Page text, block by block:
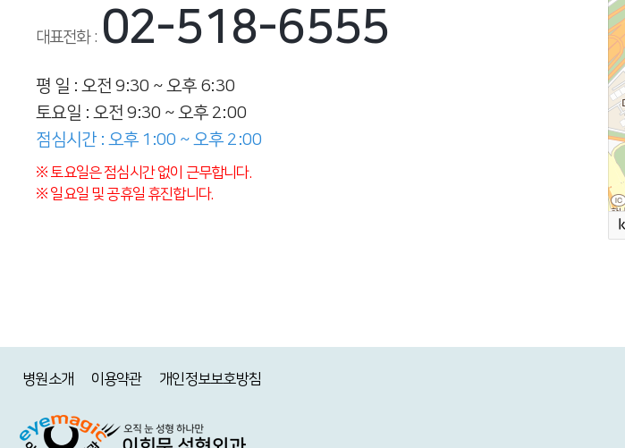
대표전화 : 02-518-6555
평 일 : 오전 9:30 ~ 오후 6:30
토요일 : 오전 9:30 ~ 오후 2:00
점심시간 : 오후 1:00 ~ 오후 2:00
※ 토요일은 점심시간 없이 근무합니다.
※ 일요일 및 공휴일 휴진합니다.
병원소개 이용약관 개인정보보호방침